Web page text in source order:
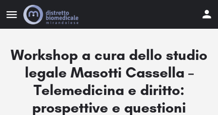
Workshop a cura dello studio
legale Masotti Cassella –
Telemedicina e diritto:
prospettive e questioni